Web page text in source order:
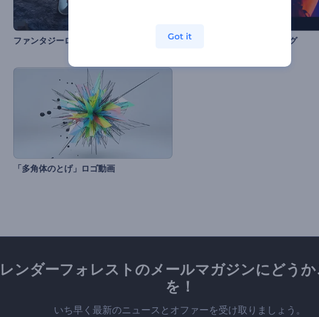
ファンタジーロゴアニメーション ストンプ選手権オープニング
「多角体のとげ」ロゴ動画
レンダーフォレストのメールマガジンにどう
を！
いち早く最新のニュースとオファーを受け取りましょう。
Got it